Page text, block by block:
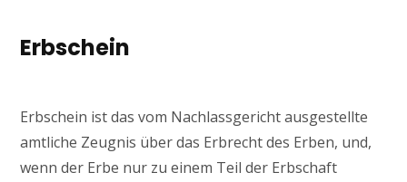
Erbschein
Erbschein ist das vom Nachlassgericht ausgestellte
amtliche Zeugnis über das Erbrecht des Erben, und,
wenn der Erbe nur zu einem Teil der Erbschaft